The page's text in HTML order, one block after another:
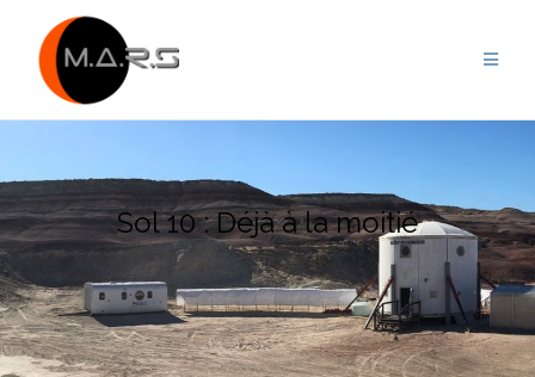
content
Sol 10 : Déjà à la moitié